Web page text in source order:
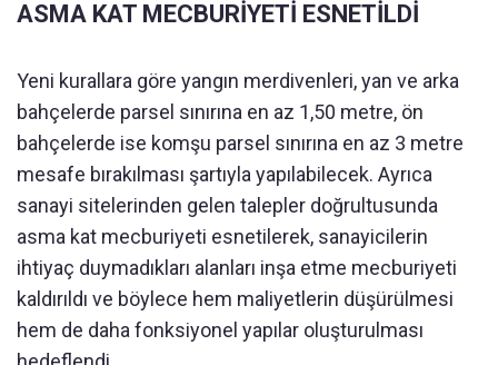
ASMA KAT MECBURİYETİ ESNETİLDİ
Yeni kurallara göre yangın merdivenleri, yan ve arka
bahçelerde parsel sınırına en az 1,50 metre, ön
bahçelerde ise komşu parsel sınırına en az 3 metre
mesafe bırakılması şartıyla yapılabilecek. Ayrıca
sanayi sitelerinden gelen talepler doğrultusunda
asma kat mecburiyeti esnetilerek, sanayicilerin
ihtiyaç duymadıkları alanları inşa etme mecburiyeti
kaldırıldı ve böylece hem maliyetlerin düşürülmesi
hem de daha fonksiyonel yapılar oluşturulması